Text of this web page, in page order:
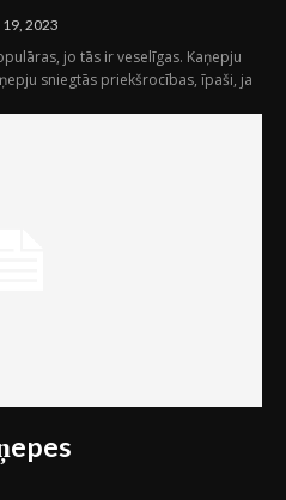
2023
jo tās ir veselīgas. Kaņepju
sniegtās priekšrocības, īpaši, ja